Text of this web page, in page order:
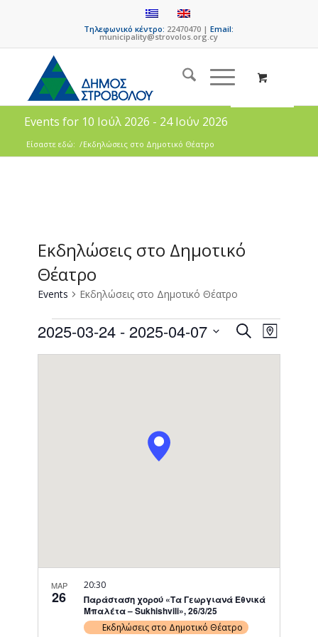
Τηλεφωνικό κέντρο: 22470470 |Email:
municipality@strovolos.org.cy
Events for 10 Ιούλ 2026 - 24 Ιούν 2026
Είσαστε εδώ: /Εκδηλώσεις στο Δημοτικό Θέατρο
Εκδηλώσεις στο Δημοτικό
Θέατρο
Events Εκδηλώσεις στο Δημοτικό Θέατρο
Events
Search
SearchEvent
Views
Map
2025-03-24 - 2025-04-07
ΜΑΡ
26
Παράσταση χορού «Τα Γεωργιανά Εθνικά
Μπαλέτα – Sukhishvili», 26/3/25
20:30
Εκδηλώσεις στο Δημοτικό Θέατρο